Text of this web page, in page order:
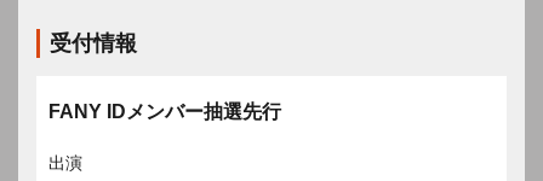
受付情報
FANY IDメンバー抽選先行
出演